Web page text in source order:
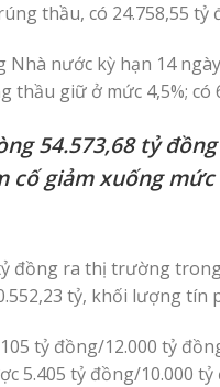
thầu, có 24.758,55
nước kỳ hạn 14
giữ ở mức 4,5%;
54.573,68 tỷ
giảm xuống
đồng ra thị trường
tỷ, khối lượng tín
tỷ đồng/12.000 tỷ
5.405 tỷ đồng/10.000